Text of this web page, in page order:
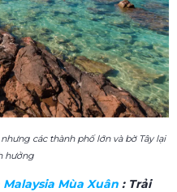
các thành phố lớn và bờ Tây lại
hưởng
Malaysia Mùa Xuân : Trải